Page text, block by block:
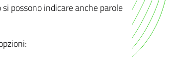
possono indicare anche parole